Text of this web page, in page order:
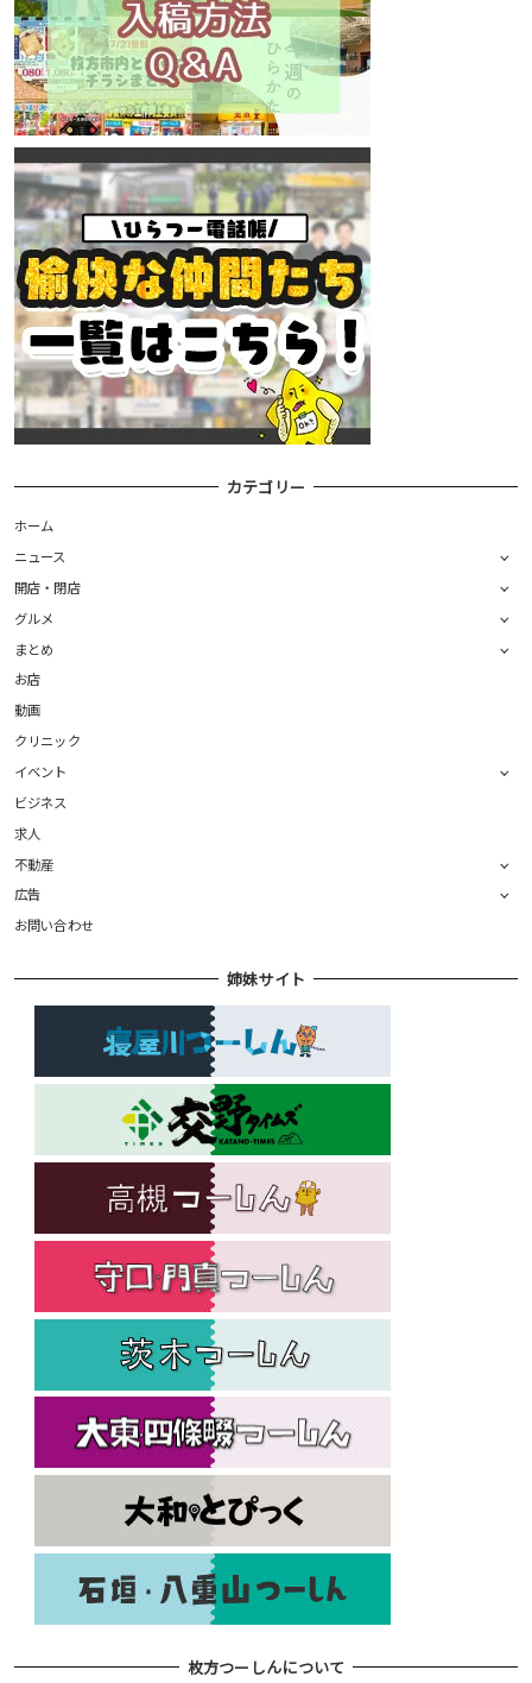
カテゴリー
ホーム
ニュース
開店・閉店
グルメ
まとめ
お店
動画
クリニック
イベント
ビジネス
求人
不動産
広告
お問い合わせ
姉妹サイト
枚方つーしんについて